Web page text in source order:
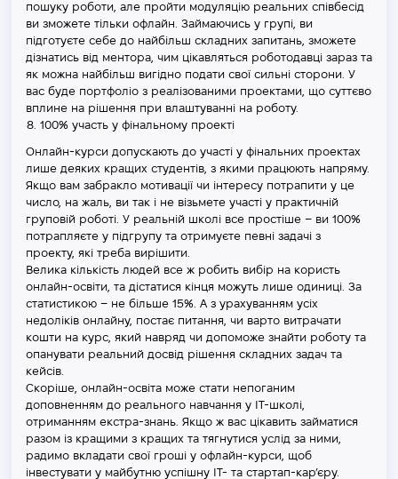
пошуку роботи, але пройти модуляцію реальних співбесід
ви зможете тільки офлайн. Займаючись у групі, ви
підготуєте себе до найбільш складних запитань, зможете
дізнатись від ментора, чим цікавляться роботодавці зараз та
як можна найбільш вигідно подати свої сильні сторони. У
вас буде портфоліо з реалізованими проектами, що суттєво
вплине на рішення при влаштуванні на роботу.
100% участь у фінальному проекті
Онлайн-курси допускають до участі у фінальних проектах
лише деяких кращих студентів, з якими працюють напряму.
Якщо вам забракло мотивації чи інтересу потрапити у це
число, на жаль, ви так і не візьмете участі у практичній
груповій роботі. У реальній школі все простіше – ви 100%
потрапляєте у підгрупу та отримуєте певні задачі з
проекту, які треба вирішити.
Велика кількість людей все ж робить вибір на користь
онлайн-освіти, та дістатися кінця можуть лише одиниці. За
статистикою – не більше 15%. А з урахуванням усіх
недоліків онлайну, постає питання, чи варто витрачати
кошти на курс, який навряд чи допоможе знайти роботу та
опанувати реальний досвід рішення складних задач та
кейсів.
Скоріше, онлайн-освіта може стати непоганим
доповненням до реального навчання у ІТ-школі,
отриманням екстра-знань. Якщо ж вас цікавить займатися
разом із кращими з кращих та тягнутися услід за ними,
радимо вкладати свої гроші у офлайн-курси, щоб
інвестувати у майбутню успішну ІТ- та стартап-кар’єру.